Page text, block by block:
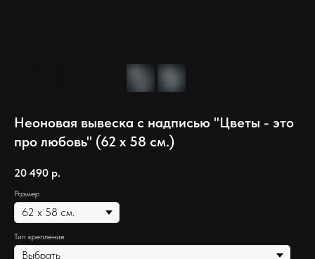
Неоновая вывеска с надписью "Цветы - это
про любовь" (62 х 58 см.)
20 490 р.
Размер
Тип крепления